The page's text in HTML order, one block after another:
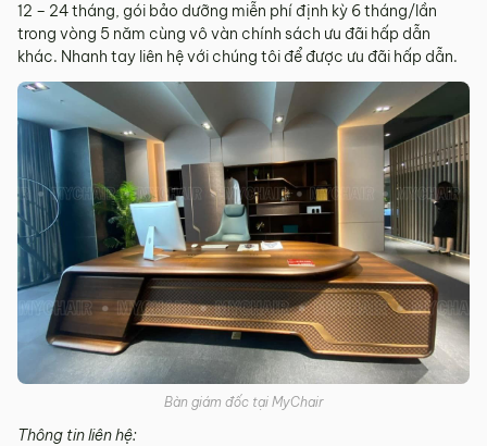
12 – 24 tháng, gói bảo dưỡng miễn phí định kỳ 6 tháng/lần
trong vòng 5 năm cùng vô vàn chính sách ưu đãi hấp dẫn
khác. Nhanh tay liên hệ với chúng tôi để được ưu đãi hấp dẫn.
Bàn giám đốc tại MyChair
Thông tin liên hệ: